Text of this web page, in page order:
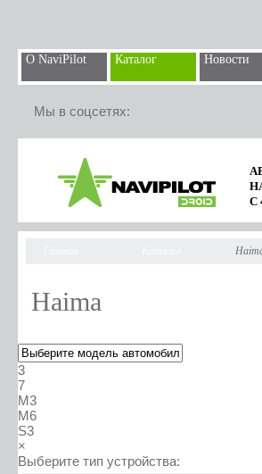
О NaviPilot Каталог Новости
Мы в соцсетях:
С
Haima
3
7
M3
M6
S3
×
Выберите тип устройства: